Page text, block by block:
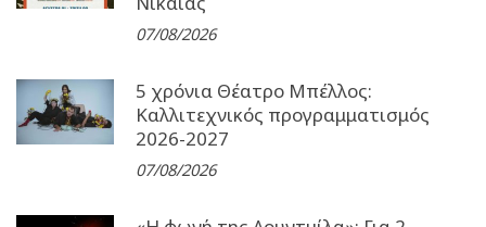
07/08/2026
5 χρόνια Θέατρο Μπέλλος:
Καλλιτεχνικός προγραμματισμός
2026-2027
07/08/2026